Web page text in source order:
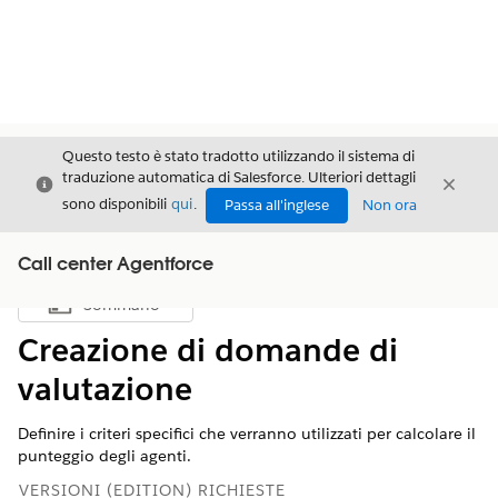
Chiudi
Questo testo è stato tradotto utilizzando il sistema di
traduzione automatica di Salesforce. Ulteriori dettagli
sono disponibili qui. Passa all'inglese Non ora
Chiudi
Call center Agentforce
Mostra sommario
Sommario
Creazione di domande di
valutazione
Definire i criteri specifici che verranno utilizzati per calcolare il
punteggio degli agenti.
VERSIONI (EDITION) RICHIESTE